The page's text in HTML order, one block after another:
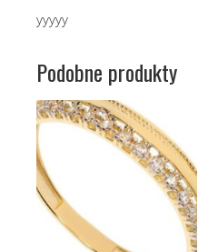
yyyyy
Podobne produkty